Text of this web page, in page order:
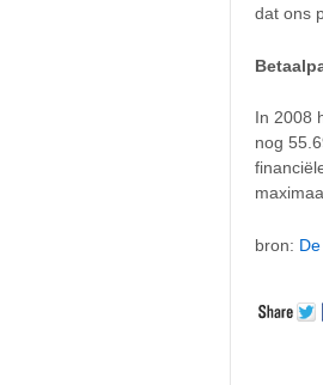
dat ons
In 2008
nog
bron: